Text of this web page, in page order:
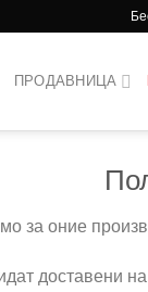
ПРОДАВНИЦА
за оние
доставени